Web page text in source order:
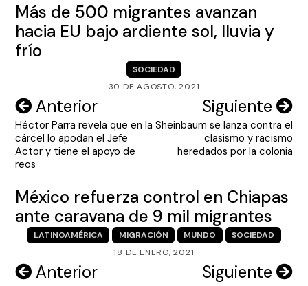
Más de 500 migrantes avanzan
hacia EU bajo ardiente sol, lluvia y
frío
SOCIEDAD
30 DE AGOSTO, 2021
Navegación
de
entradas
Anterior
Héctor Parra revela que en la
cárcel lo apodan el Jefe
Actor y tiene el apoyo de
reos
Siguiente
Sheinbaum se lanza contra el
clasismo y racismo
heredados por la colonia
México refuerza control en Chiapas
ante caravana de 9 mil migrantes
LATINOAMÉRICA MIGRACIÓN MUNDO
SOCIEDAD
18 DE ENERO, 2021
Navegación
Anterior Siguiente